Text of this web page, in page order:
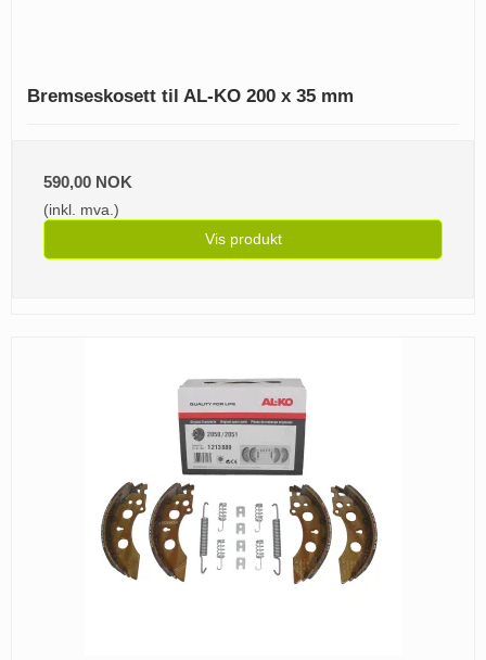
Bremseskosett til AL-KO 200 x 35 mm
590,00 NOK
(inkl. mva.)
Vis produkt